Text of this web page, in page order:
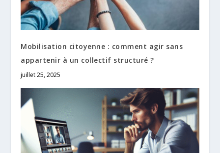
Mobilisation citoyenne : comment agir sans
appartenir à un collectif structuré ?
juillet 25, 2025